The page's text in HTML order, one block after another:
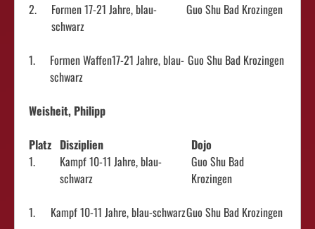
2.
Formen 17-21 Jahre, blau-
schwarz
Guo Shu Bad Krozingen
1.
Formen Waffen17-21 Jahre, blau-
schwarz
Guo Shu Bad Krozingen
Weisheit, Philipp
Platz Disziplien
Dojo
1.
Kampf 10-11 Jahre, blau-
schwarz
Guo Shu Bad
Krozingen
1.
Kampf 10-11 Jahre, blau-schwarzGuo Shu Bad Krozingen